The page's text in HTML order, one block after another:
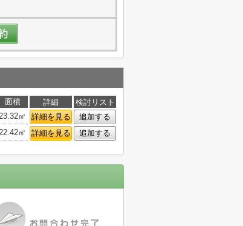
面積 詳細
検討リスト
㎡ 詳細を見る
追加する
㎡ 詳細を見る 追加する